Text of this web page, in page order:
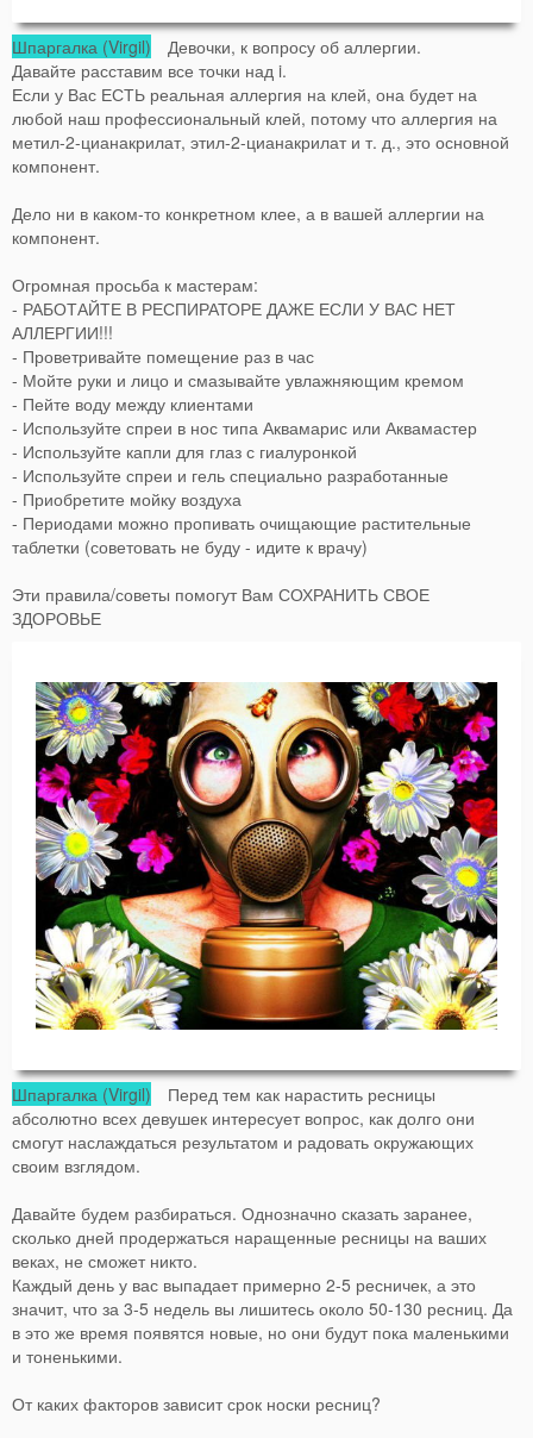
Шпаргалка (Virgil) Девочки, к вопросу об аллергии.
Давайте расставим все точки над i.
Если у Вас ЕСТЬ реальная аллергия на клей, она будет на
любой наш профессиональный клей, потому что аллергия на
метил-2-цианакрилат, этил-2-цианакрилат и т. д., это основной
компонент.
Дело ни в каком-то конкретном клее, а в вашей аллергии на
компонент.
Огромная просьба к мастерам:
- РАБОТАЙТЕ В РЕСПИРАТОРЕ ДАЖЕ ЕСЛИ У ВАС НЕТ
АЛЛЕРГИИ!!!
- Проветривайте помещение раз в час
- Мойте руки и лицо и смазывайте увлажняющим кремом
- Пейте воду между клиентами
- Используйте спреи в нос типа Аквамарис или Аквамастер
- Используйте капли для глаз с гиалуронкой
- Используйте спреи и гель специально разработанные
- Приобретите мойку воздуха
- Периодами можно пропивать очищающие растительные
таблетки (советовать не буду - идите к врачу)
Эти правила/советы помогут Вам СОХРАНИТЬ СВОЕ
ЗДОРОВЬЕ
Шпаргалка (Virgil) Перед тем как нарастить ресницы
абсолютно всех девушек интересует вопрос, как долго они
смогут наслаждаться результатом и радовать окружающих
своим взглядом.
Давайте будем разбираться. Однозначно сказать заранее,
сколько дней продержаться наращенные ресницы на ваших
веках, не сможет никто.
Каждый день у вас выпадает примерно 2-5 ресничек, а это
значит, что за 3-5 недель вы лишитесь около 50-130 ресниц. Да
в это же время появятся новые, но они будут пока маленькими
и тоненькими.
От каких факторов зависит срок носки ресниц?